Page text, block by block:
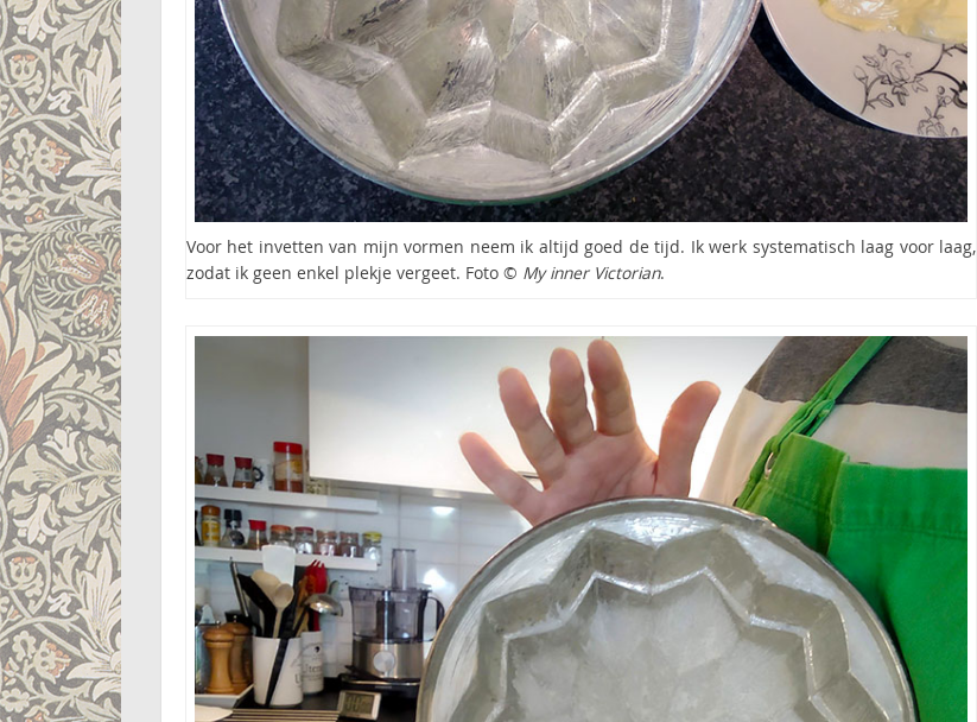
Voor het invetten van mijn vormen neem ik altijd goed de tijd. Ik werk systematisch laag voor laag,
zodat ik geen enkel plekje vergeet. Foto © My inner Victorian.